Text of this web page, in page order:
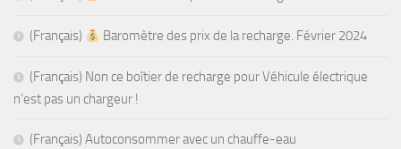
(Français) Baromètre des prix de la recharge. Février 2024
(Français) Non ce boîtier de recharge pour Véhicule électrique
n’est pas un chargeur !
(Français) Autoconsommer avec un chauffe-eau